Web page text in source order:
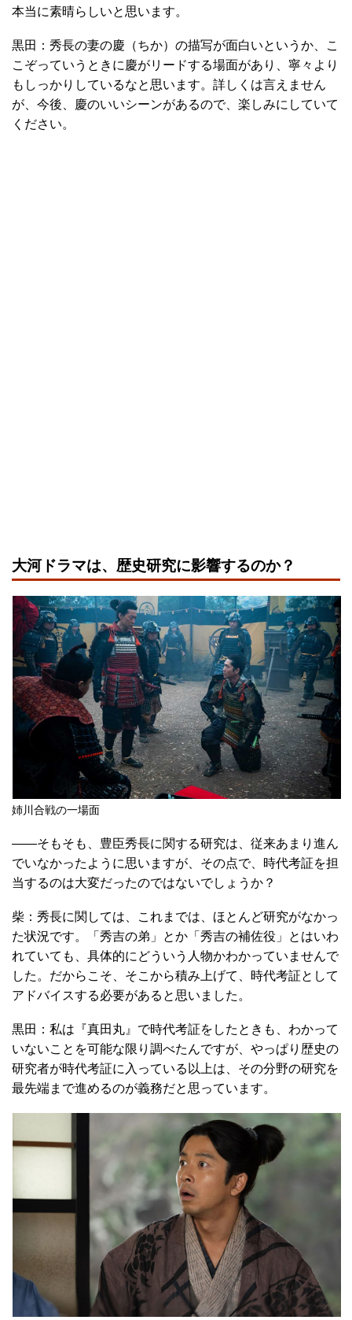
本当に素晴らしいと思います。
黒田：秀長の妻の慶（ちか）の描写が面白いというか、こ
こぞっていうときに慶がリードする場面があり、寧々より
もしっかりしているなと思います。詳しくは言えません
が、今後、慶のいいシーンがあるので、楽しみにしていて
ください。
大河ドラマは、歴史研究に影響するのか？
姉川合戦の一場面
――そもそも、豊臣秀長に関する研究は、従来あまり進ん
でいなかったように思いますが、その点で、時代考証を担
当するのは大変だったのではないでしょうか？
柴：秀長に関しては、これまでは、ほとんど研究がなかっ
た状況です。「秀吉の弟」とか「秀吉の補佐役」とはいわ
れていても、具体的にどういう人物かわかっていませんで
した。だからこそ、そこから積み上げて、時代考証として
アドバイスする必要があると思いました。
黒田：私は『真田丸』で時代考証をしたときも、わかって
いないことを可能な限り調べたんですが、やっぱり歴史の
研究者が時代考証に入っている以上は、その分野の研究を
最先端まで進めるのが義務だと思っています。